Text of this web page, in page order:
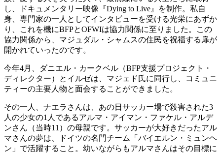
し、ドキュメンタリー映像『Dying to Live』を制作。私自
身、専門家の一人としてインタビューを受ける光栄にあずか
り、これを機にBFPとOFWIは協力関係に至りました。この
協力関係から、マジュダル・シャムスの住民を祝福する扉が
開かれていったのです。
今年4月、ダニエル・カークベル（BFP支援プロジェクト・
ディレクター）とイルゼは、マジェド氏に同行し、コミュニ
ティーの主要人物と面会することができました。
その一人、ナエラさんは、あの日サッカー場で殺害された3
人の少女の1人であるアルマ・アイマン・ファケル・アルデ
ンさん（当時11）の母親です。サッカーが大好きだったアル
マさんの夢は、ドイツの名門チーム「バイエルン・ミュンヘ
ン」で活躍すること。幼いながらもアルマさんはその目標に